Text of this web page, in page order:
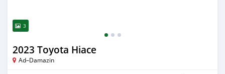
3
2023 Toyota Hiace
Ad–Damazin